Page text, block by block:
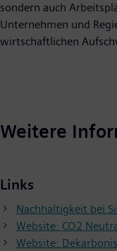
sondern auch
Unternehmen und
wirtschaftlichen
Weitere
Links
Nachhaltigkeit bei
Website: CO2
Website: